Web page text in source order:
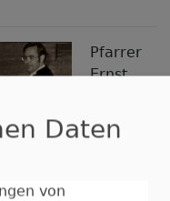
Pfarrer
Ernst
-
Daten
von